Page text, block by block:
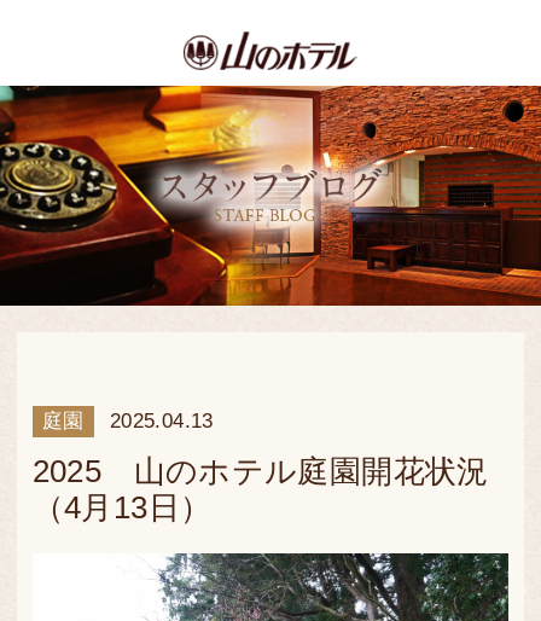
庭園 2025.04.13
2025 山のホテル庭園開花状況
（4月13日）